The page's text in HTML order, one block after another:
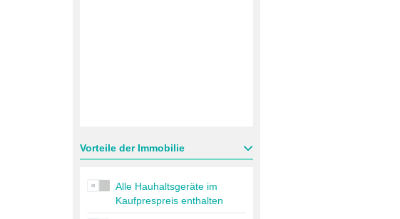
Vorteile der Immobilie
Alle Hauhaltsgeräte im
Kaufprespreis enthalten